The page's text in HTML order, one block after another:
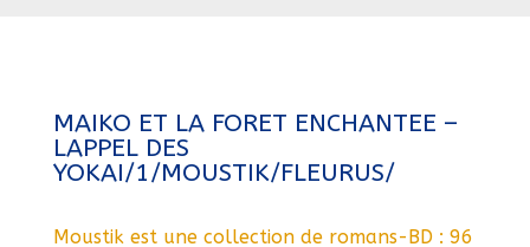
MAIKO ET LA FORET ENCHANTEE –
LAPPEL DES
YOKAI/1/MOUSTIK/FLEURUS/
Moustik est une collection de romans-BD : 96